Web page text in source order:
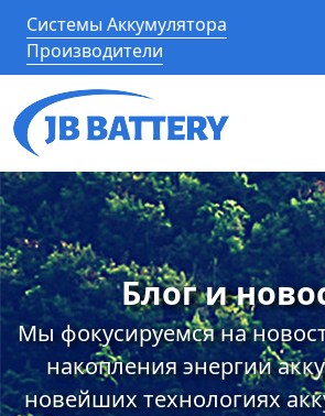
Системы Аккумулятора
Производители
Блог и
Мы фокусируемся на
накопления энергии
новейших технологиях